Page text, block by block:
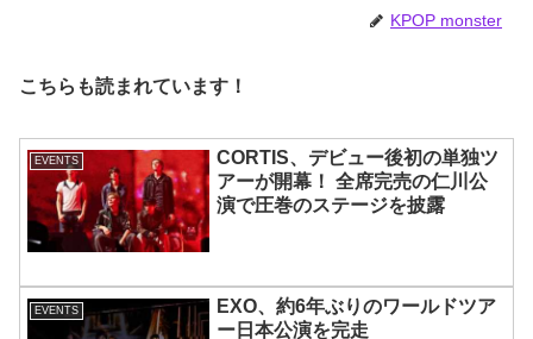
KPOP monster
こちらも読まれています！
EVENTS
CORTIS、デビュー後初の単独ツ
アーが開幕！ 全席完売の仁川公
演で圧巻のステージを披露
EVENTS
EXO、約6年ぶりのワールドツア
ー日本公演を完走